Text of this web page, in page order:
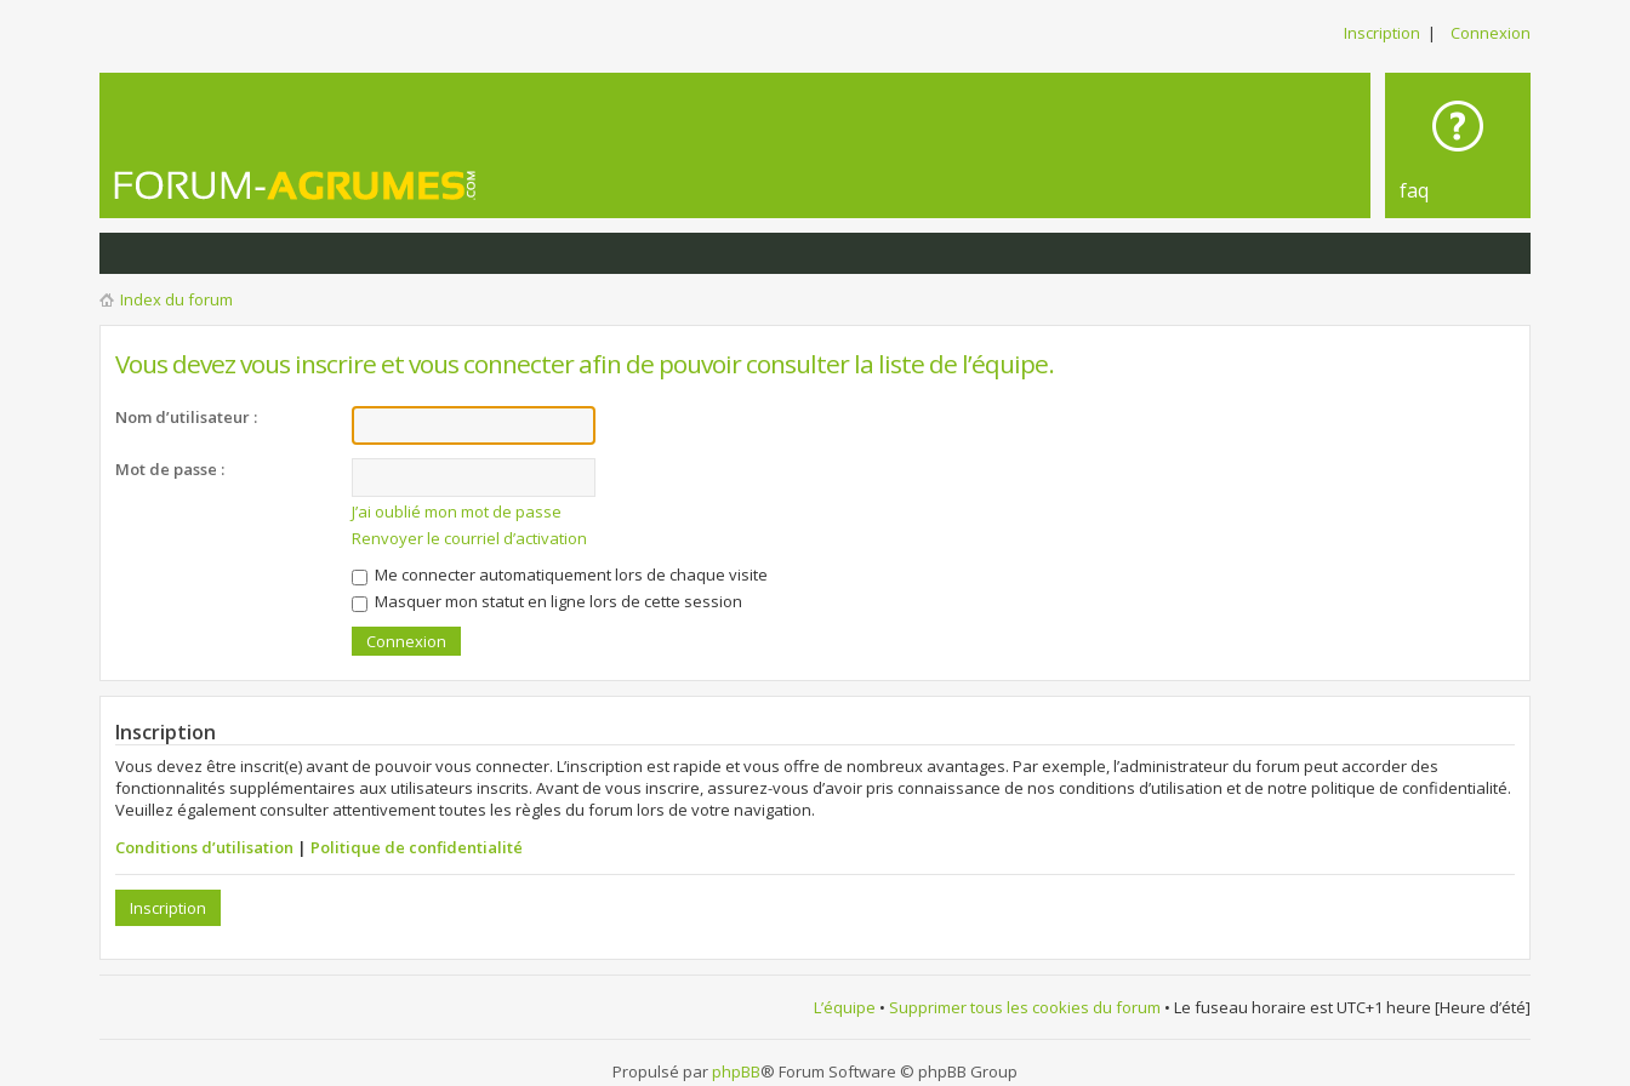
Inscription | Connexion
faq
Index du forum
Vous devez vous inscrire et vous connecter afin de pouvoir consulter la liste de l’équipe.
Nom d’utilisateur :
Mot de passe :
J’ai oublié mon mot de passe
Renvoyer le courriel d’activation
Me connecter automatiquement lors de chaque visite
Masquer mon statut en ligne lors de cette session
Inscription
Vous devez être inscrit(e) avant de pouvoir vous connecter. L’inscription est rapide et vous offre de nombreux avantages. Par exemple, l’administrateur du forum peut accorder des
fonctionnalités supplémentaires aux utilisateurs inscrits. Avant de vous inscrire, assurez-vous d’avoir pris connaissance de nos conditions d’utilisation et de notre politique de confidentialité.
Veuillez également consulter attentivement toutes les règles du forum lors de votre navigation.
Conditions d’utilisation | Politique de confidentialité
Inscription
L’équipe • Supprimer tous les cookies du forum • Le fuseau horaire est UTC+1 heure [Heure d’été]
Propulsé parphpBB® Forum Software © phpBB Group